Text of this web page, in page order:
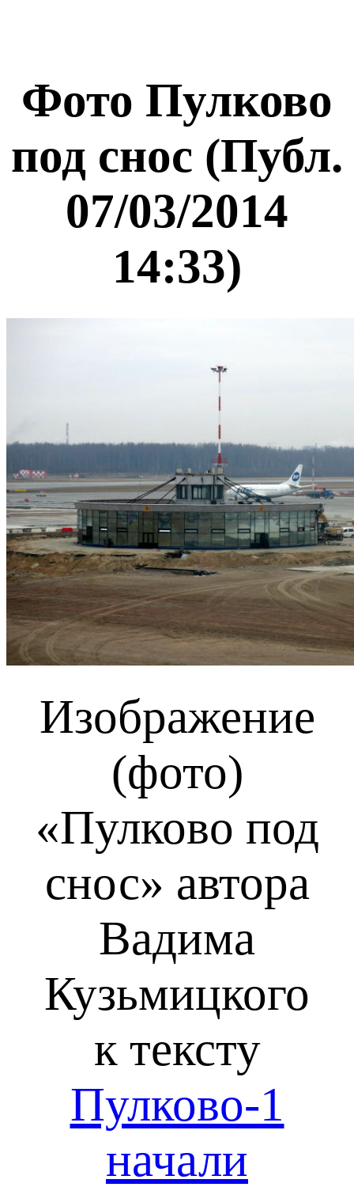
Фото Пулково
под снос (Публ.
07/03/2014
14:33)
Изображение
(фото)
«Пулково под
снос» автора
Вадима
Кузьмицкого
к тексту
Пулково-1
начали